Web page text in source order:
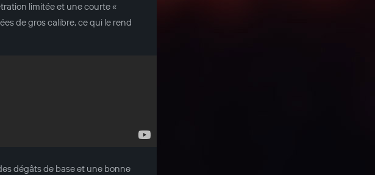
limitée et une courte «
de gros calibre, ce qui le rend
dégâts de base et une bonne